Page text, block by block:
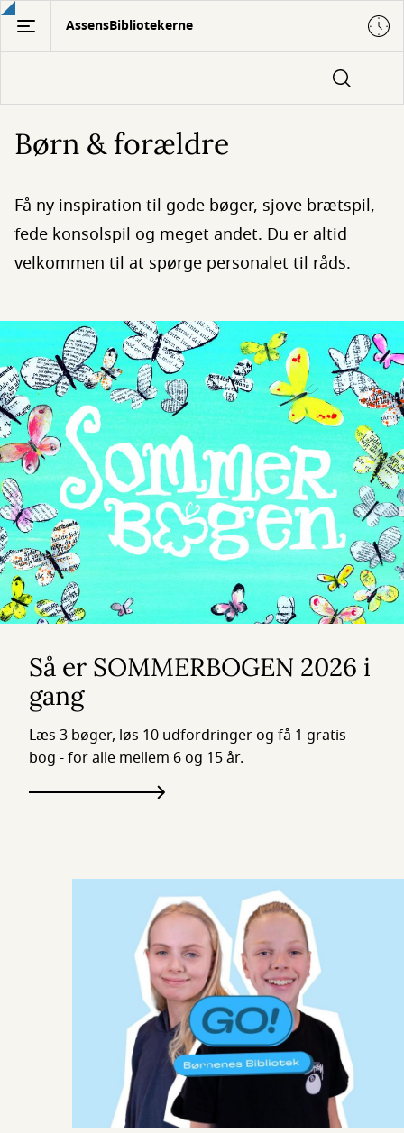
Gå
hovedindhold
AssensBibliotekerne
Børn & forældre
Få ny inspiration til gode bøger, sjove brætspil,
fede konsolspil og meget andet. Du er altid
velkommen til at spørge personalet til råds.
Så er SOMMERBOGEN 2026 i
gang
Læs 3 bøger, løs 10 udfordringer og få 1 gratis
bog - for alle mellem 6 og 15 år.